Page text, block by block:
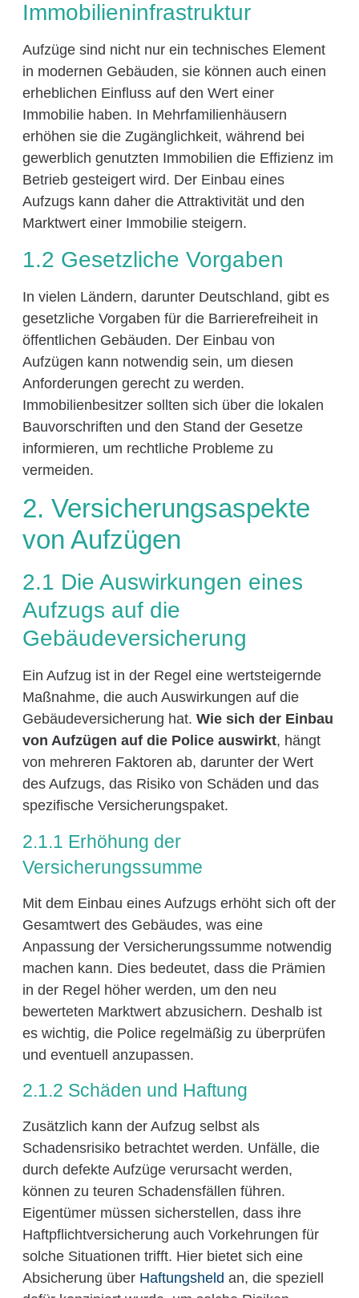
Immobilieninfrastruktur
Aufzüge sind nicht nur ein technisches Element
in modernen Gebäuden, sie können auch einen
erheblichen Einfluss auf den Wert einer
Immobilie haben. In Mehrfamilienhäusern
erhöhen sie die Zugänglichkeit, während bei
gewerblich genutzten Immobilien die Effizienz im
Betrieb gesteigert wird. Der Einbau eines
Aufzugs kann daher die Attraktivität und den
Marktwert einer Immobilie steigern.
1.2 Gesetzliche Vorgaben
In vielen Ländern, darunter Deutschland, gibt es
gesetzliche Vorgaben für die Barrierefreiheit in
öffentlichen Gebäuden. Der Einbau von
Aufzügen kann notwendig sein, um diesen
Anforderungen gerecht zu werden.
Immobilienbesitzer sollten sich über die lokalen
Bauvorschriften und den Stand der Gesetze
informieren, um rechtliche Probleme zu
vermeiden.
2. Versicherungsaspekte
von Aufzügen
2.1 Die Auswirkungen eines
Aufzugs auf die
Gebäudeversicherung
Ein Aufzug ist in der Regel eine wertsteigernde
Maßnahme, die auch Auswirkungen auf die
Gebäudeversicherung hat. Wie sich der Einbau
von Aufzügen auf die Police auswirkt, hängt
von mehreren Faktoren ab, darunter der Wert
des Aufzugs, das Risiko von Schäden und das
spezifische Versicherungspaket.
2.1.1 Erhöhung der
Versicherungssumme
Mit dem Einbau eines Aufzugs erhöht sich oft der
Gesamtwert des Gebäudes, was eine
Anpassung der Versicherungssumme notwendig
machen kann. Dies bedeutet, dass die Prämien
in der Regel höher werden, um den neu
bewerteten Marktwert abzusichern. Deshalb ist
es wichtig, die Police regelmäßig zu überprüfen
und eventuell anzupassen.
2.1.2 Schäden und Haftung
Zusätzlich kann der Aufzug selbst als
Schadensrisiko betrachtet werden. Unfälle, die
durch defekte Aufzüge verursacht werden,
können zu teuren Schadensfällen führen.
Eigentümer müssen sicherstellen, dass ihre
Haftpflichtversicherung auch Vorkehrungen für
solche Situationen trifft. Hier bietet sich eine
Absicherung über Haftungsheld an, die speziell